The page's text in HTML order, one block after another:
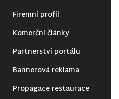
Firemní profil
Komerční články
Partnerství portálu
Bannerová reklama
Propagace restaurace